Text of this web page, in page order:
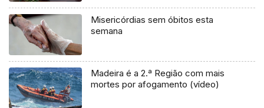
Misericórdias sem óbitos esta
semana
Madeira é a 2.ª Região com mais
mortes por afogamento (vídeo)